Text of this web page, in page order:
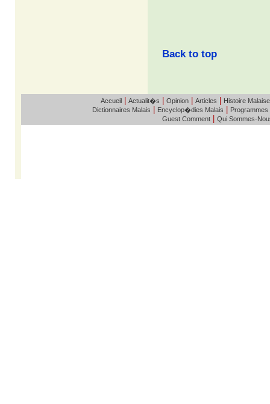
Back to top
Accueil| Actualit�s Opinion| Articles Histoire Malaise
Dictionnaires Malais Encyclop�dies Malais Programmes
Guest Comment Qui Sommes-